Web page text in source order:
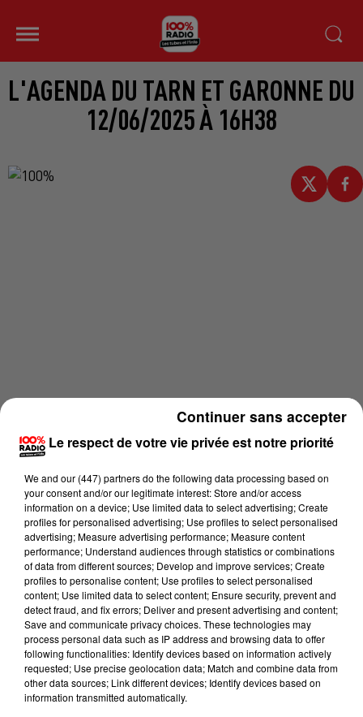
L'AGENDA DU TARN ET GARONNE DU
12/06/2025 À 16H38
Lecture (1 min 14 sec)
100%
100% Radio l'agenda du Tarn et Garonne
Le respect de votre vie privée est notre priorité
We and our (447) partnersdo the following data processing based on
your consent and/or our legitimate interest: Store and/or access
information on a device; Use limited data to select advertising; Create
profiles for personalised advertising; Use profiles to select personalised
advertising; Measure advertising performance; Measure content
performance; Understand audiences through statistics or combinations
of data from different sources; Develop and improve services; Create
profiles to personalise content; Use profiles to select personalised
content; Use limited data to select content; Ensure security, prevent and
detect fraud, and fix errors; Deliver and present advertising and content;
Save and communicate privacy choices. These technologies may
process personal data such as IP address and browsing data to offer
following functionalities: Identify devices based on information actively
requested; Use precise geolocation data; Match and combine data from
other data sources; Link different devices; Identify devices based on
information transmitted automatically.
Continuer sans accepter